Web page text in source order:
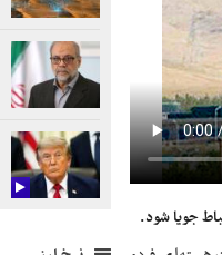
جویا شود.